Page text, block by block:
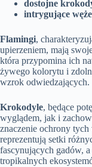
dostojne
intrygujące
Flamingi,
upierzeniem, mają
która przypomina ich
żywego kolorytu i
wzrok odwiedzających.
Krokodyle, będące
wyglądem, jak i
znaczenie ochrony tych
reprezentują setki
fascynujących gadów,
tropikalnych